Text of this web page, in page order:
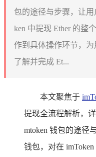
包的途径与步骤，让
ken 中提现 Ether 的整
作到具体操作环节，
了解并完成 Et...
本文聚焦于
提现全流程解析，
mtoken 钱包的途径
钱包，对在